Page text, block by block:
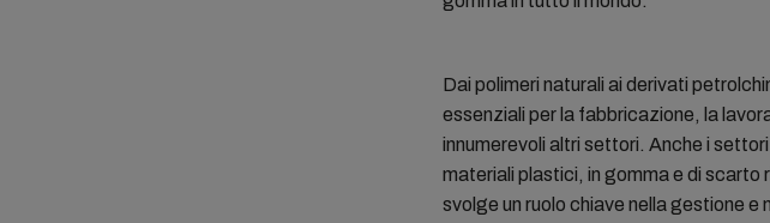
Dai polimeri naturali ai derivati
essenziali per la fabbricazione, la
innumerevoli altri settori. Anche i
materiali plastici, in gomma e di
svolge un ruolo chiave nella gestione